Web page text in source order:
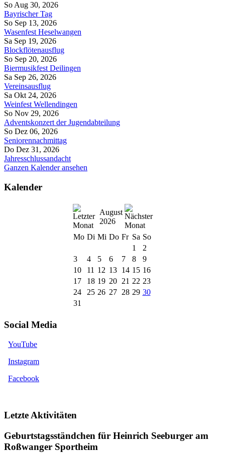
So Aug 30, 2026
Bayrischer Tag
So Sep 13, 2026
Wasenfest Heselwangen
Sa Sep 19, 2026
Blockflötenausflug
So Sep 20, 2026
Biermusikfest Deilingen
Sa Sep 26, 2026
Vereinsausflug
Sa Okt 24, 2026
Weinfest Wellendingen
So Nov 29, 2026
Adventskonzert der Jugendabteilung
So Dez 06, 2026
Seniorennachmittag
Do Dez 31, 2026
Jahresschlussandacht
Ganzen Kalender ansehen
Kalender
August
2026
Mo Di Mi Do Fr Sa So
1
2
3
4 5 6 7 8
9
10
11 12 13 14 15 16
17
18 19 20 21 22 23
24
25 26 27 28 29 30
31
Social Media
YouTube
Instagram
Facebook
Letzte Aktivitäten
Geburtstagsständchen für Heinrich Seeburger am
Roßwanger Sportheim